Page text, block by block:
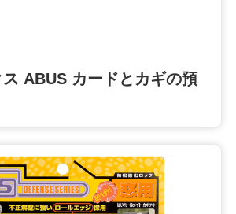
ス ABUS カードとカギの預